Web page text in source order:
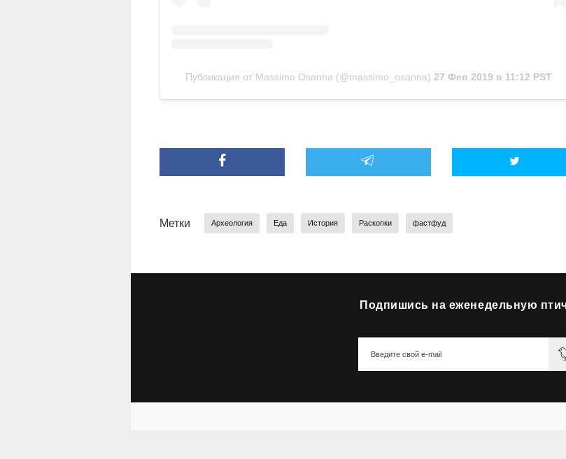
Публикация от Massimo Osanna (@massimo_osanna) 27 Фев 2019 в 11:12 PST
Метки Археология Еда История Раскопки фастфуд
Подпишись на еженедельную